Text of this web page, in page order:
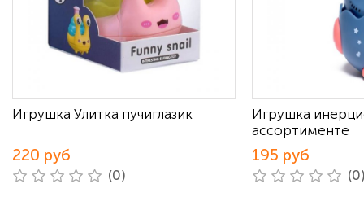
Игрушка Улитка пучиглазик
220 руб
(0)
Игрушка
ассортименте
195 руб